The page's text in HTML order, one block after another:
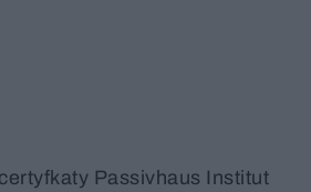
Passivhaus Institut